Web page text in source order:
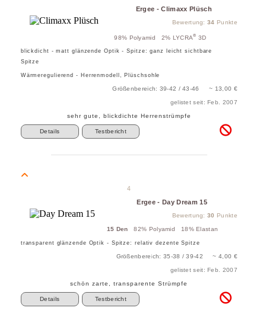
Ergee - Climaxx Plüsch
Bewertung:34 Punkte
98% Polyamid 2% LYCRA® 3D
blickdicht - matt glänzende Optik - Spitze: ganz leicht sichtbare
Spitze
Wärmeregulierend - Herrenmodell, Plüschsohle
Größenbereich: 39-42 / 43-46 ~ 13,00 €
gelistet seit: Feb. 2007
sehr gute, blickdichte Herrenstrümpfe
Details Testbericht
4
Ergee - Day Dream 15
Bewertung:30 Punkte
15 Den 82% Polyamid 18% Elastan
transparent glänzende Optik - Spitze: relativ dezente Spitze
Größenbereich: 35-38 / 39-42 ~ 4,00 €
gelistet seit: Feb. 2007
schön zarte, transparente Strümpfe
Details Testbericht